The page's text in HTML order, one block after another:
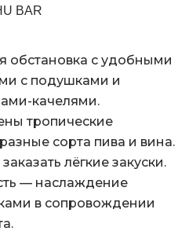
BAR
обстановка с удобными
с подушками и
качелями.
тропические
сорта пива и вина.
лёгкие закуски.
— наслаждение
в сопровождении